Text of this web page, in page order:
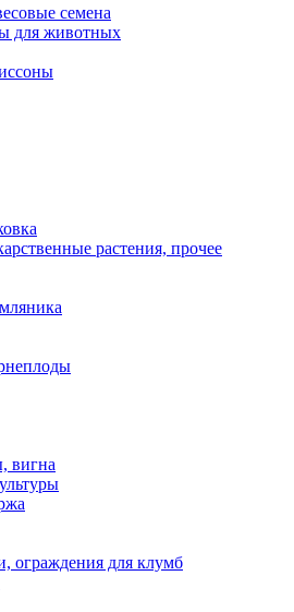
семена
для животных
растения, прочее
вигна
ограждения для клумб